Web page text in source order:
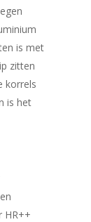
is met
zitten
korrels
is het
HR++